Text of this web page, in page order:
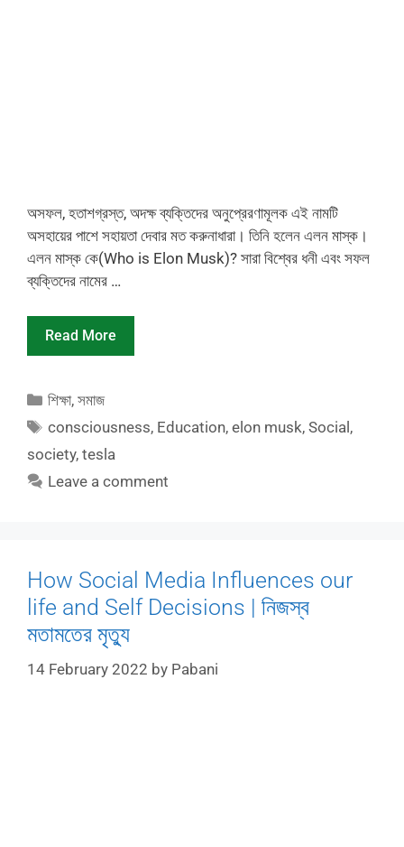
অসফল, হতাশগ্রস্ত, অদক্ষ ব্যক্তিদের অনুপ্রেরণামূলক এই নামটি
অসহায়ের পাশে সহায়তা দেবার মত করুনাধারা। তিনি হলেন এলন মাস্ক।
এলন মাস্ক কে(Who is Elon Musk)? সারা বিশ্বের ধনী এবং সফল
ব্যক্তিদের নামের …
Read More
Categories
শিক্ষা,সমাজ
Tags
consciousness, Education,elon musk,Social,
society, tesla
Leave a comment
How Social Media Influences our
life and Self Decisions | নিজস্ব
মতামতের মৃত্যু
14 February 2022 by Pabani